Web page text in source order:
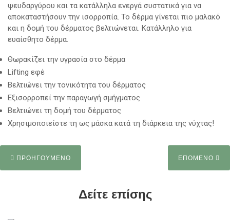
ψευδαργύρου και τα κατάλληλα ενεργά συστατικά για να
αποκαταστήσουν την ισορροπία. Το δέρμα γίνεται πιο μαλακό
και η δομή του δέρματος βελτιώνεται. Κατάλληλο για
ευαίσθητο δέρμα.
Θωρακίζει την υγρασία στο δέρμα
Lifting εφέ
Βελτιώνει την τονικότητα του δέρματος
Εξισορροπεί την παραγωγή σμήγματος
Βελτιώνει τη δομή του δέρματος
Χρησιμοποιείστε τη ως μάσκα κατά τη διάρκεια της νύχτας!
ΠΡΟΗΓΟΥΜΕΝΟ ΕΠΟΜΕΝΟ
Δείτε επίσης